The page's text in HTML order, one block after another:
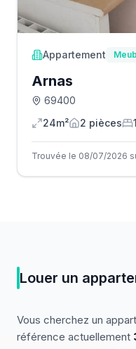
Appartement
Arnas
69400
24m²
2 pièces 1
Trouvée le 08/07/2026
Louer un
Vous cherchez un
référence actuellement